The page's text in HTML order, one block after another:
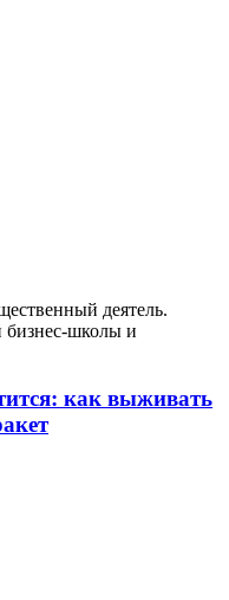
деятель.
бизнес-школы и
как выживать